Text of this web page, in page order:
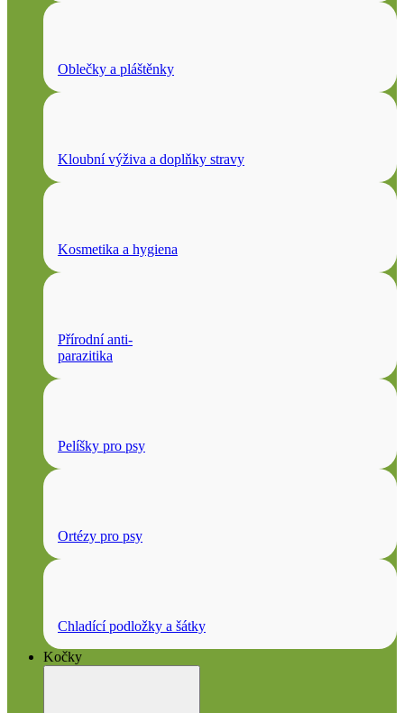
Oblečky a pláštěnky
Kloubní výživa a doplňky stravy
Kosmetika a hygiena
Přírodní anti-
parazitika
Pelíšky pro psy
Ortézy pro psy
Chladící podložky a šátky
Kočky